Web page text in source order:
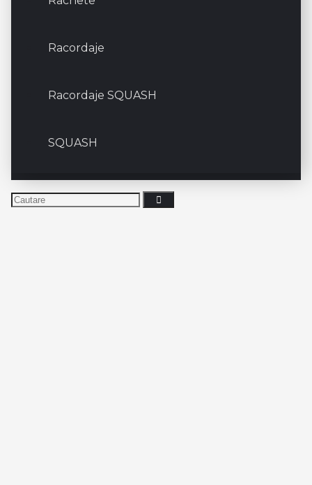
Racordaje
Racordaje SQUASH
SQUASH